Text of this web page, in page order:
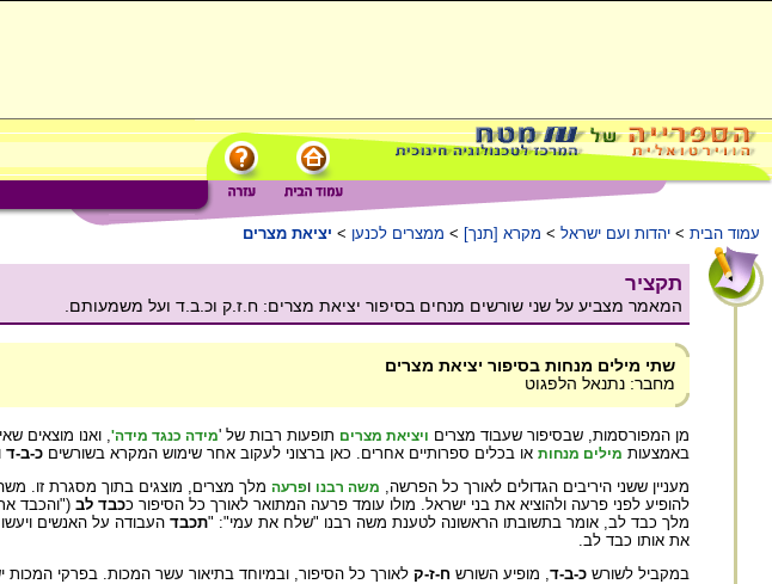
עמוד הבית > יהדות ועם ישראל > מקרא [תנך] > ממצרים לכנען > יציאת מצרים
תקציר
המאמר מצביע על שני שורשים מנחים בסיפור יציאת מצרים: ח.ז.ק וכ.ב.ד ועל משמעותם.
שתי מילים מנחות בסיפור יציאת מצרים
מחבר: נתנאל הלפגוט
מן המפורסמות, שבסיפור שעבוד מצרים ויציאת מצרים תופעות רבות של 'מידה כנגד מידה', ואנו מוצאים
באמצעות מילים מנחות או בכלים ספרותיים אחרים. כאן ברצוני לעקוב אחר שימוש המקרא בשורשים כ-ב-ד ו
מעניין ששני היריבים הגדולים לאורך כל הפרשה,
משה רבנו ופרעה מלך מצרים, מוצגים בתוך מסגרת זו.
להופיע לפני פרעה ולהוציא את בני ישראל. מולו עומד פרעה המתואר לאורך כל הסיפור ככבד לב ("והכבד
מלך כבד לב, אומר בתשובתו הראשונה לטענת משה רבנו "שלח את עמי": "תכבד העבודה על האנשים
את אותו כבד לב.
במקביל לשורש כ-ב-ד , מופיע השורש ח-ז-ק לאורך כל הסיפור, ובמיוחד בתיאור עשר המכות. בפרקי המכות